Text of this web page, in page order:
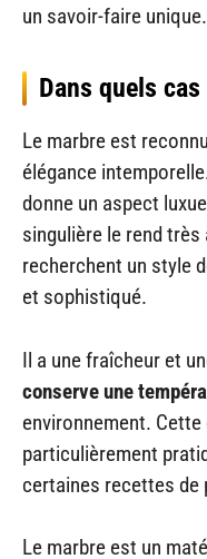
un savoir-faire unique.
Dans quels
Le marbre est
élégance
donne un aspect
singulière le rend
recherchent un style
et sophistiqué.
Il a une fraîcheur et
conserve une
environnement.
particulièrement
certaines recettes de
Le marbre est un